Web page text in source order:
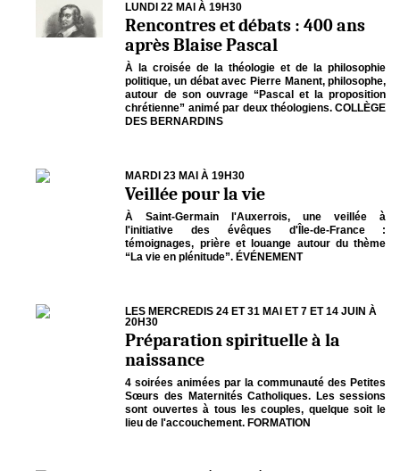
LUNDI 22 MAI À 19H30
Rencontres et débats : 400 ans
après Blaise Pascal
À la croisée de la théologie et de la philosophie
politique, un débat avec Pierre Manent, philosophe,
autour de son ouvrage “Pascal et la proposition
chrétienne” animé par deux théologiens. COLLÈGE
DES BERNARDINS
MARDI 23 MAI À 19H30
Veillée pour la vie
À Saint-Germain l'Auxerrois, une veillée à
l'initiative des évêques d'Île-de-France :
témoignages, prière et louange autour du thème
“La vie en plénitude”. ÉVÉNEMENT
LES MERCREDIS 24 ET 31 MAI ET 7 ET 14 JUIN À
20H30
Préparation spirituelle à la
naissance
4 soirées animées par la communauté des Petites
Sœurs des Maternités Catholiques. Les sessions
sont ouvertes à tous les couples, quelque soit le
lieu de l'accouchement. FORMATION